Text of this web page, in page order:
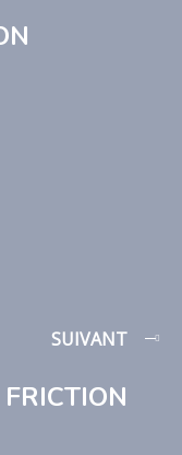
SUIVANT